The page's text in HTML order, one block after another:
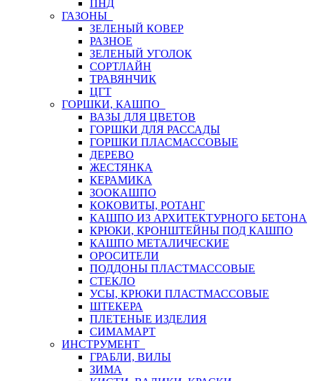
ПНД
ГАЗОНЫ
ЗЕЛЕНЫЙ КОВЕР
РАЗНОЕ
ЗЕЛЕНЫЙ УГОЛОК
СОРТЛАЙН
ТРАВЯНЧИК
ЦГТ
ГОРШКИ, КАШПО
ВАЗЫ ДЛЯ ЦВЕТОВ
ГОРШКИ ДЛЯ РАССАДЫ
ГОРШКИ ПЛАСМАССОВЫЕ
ДЕРЕВО
ЖЕСТЯНКА
КЕРАМИКА
ЗООКАШПО
КОКОВИТЫ, РОТАНГ
КАШПО ИЗ АРХИТЕКТУРНОГО БЕТОНА
КРЮКИ, КРОНШТЕЙНЫ ПОД КАШПО
КАШПО МЕТАЛИЧЕСКИЕ
ОРОСИТЕЛИ
ПОДДОНЫ ПЛАСТМАССОВЫЕ
СТЕКЛО
УСЫ, КРЮКИ ПЛАСТМАССОВЫЕ
ШТЕКЕРА
ПЛЕТЕНЫЕ ИЗДЕЛИЯ
СИМАМАРТ
ИНСТРУМЕНТ
ГРАБЛИ, ВИЛЫ
ЗИМА